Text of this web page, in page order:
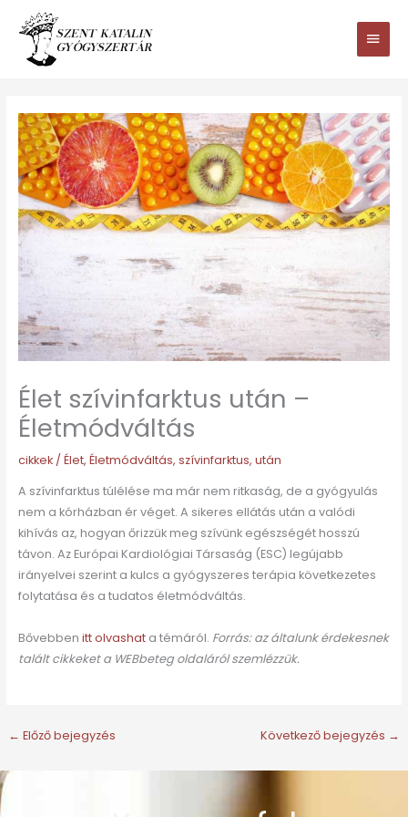
tartalomhoz
Main
Menu
Élet szívinfarktus után –
Életmódváltás
cikkek/ Élet, Életmódváltás, szívinfarktus, után
A szívinfarktus túlélése ma már nem ritkaság, de a gyógyulás
nem a kórházban ér véget. A sikeres ellátás után a valódi
kihívás az, hogyan őrizzük meg szívünk egészségét hosszú
távon. Az Európai Kardiológiai Társaság (ESC) legújabb
irányelvei szerint a kulcs a gyógyszeres terápia következetes
folytatása és a tudatos életmódváltás.
Bővebben itt olvashat a témáról. Forrás: az általunk érdekesnek
talált cikkeket a WEBbeteg oldaláról szemlézzük.
← Előző bejegyzés Következő bejegyzés →